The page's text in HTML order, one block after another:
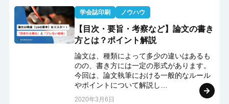
学会誌印刷 ノウハウ
【目次・要旨・考察など】論文の書き
方とは？ポイント解説
論文は、種類によって多少の違いはあるも
のの、書き方には一定の形式があります。
今回は、論文執筆における一般的なルール
やポイントについて解説し…
2020年3月6日